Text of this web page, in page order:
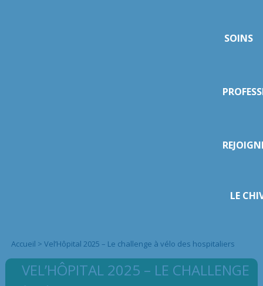
SOINS
LE
Accueil > Vel’Hôpital 2025 – Le challenge à vélo des hospitaliers
VEL’HÔPITAL 2025 – LE CHALLENGE